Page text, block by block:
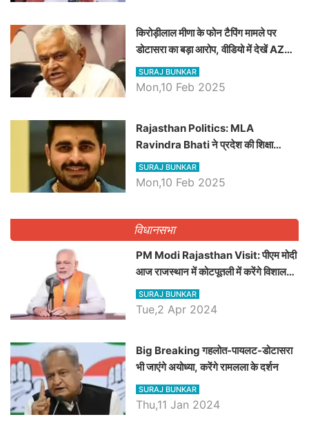
किरोड़ीलाल मीणा के फोन टैपिंग मामले पर
डोटासरा का बड़ा आरोप, वीडियो में देखें AZ
बड़ी खबरें
SURAJ BUNKAR
Mon,10 Feb 2025
Rajasthan Politics: MLA
Ravindra Bhati ने प्रदेश की शिक्षा
व्यवस्था पर उठाए सवाल, Madan
Dilawar पर हमला करते हुए गिनवाये खाली
SURAJ BUNKAR
Mon,10 Feb 2025
विधानसभा
PM Modi Rajasthan Visit: पीएम मोदी
आज राजस्थान में कोटपूतली में करेंगे विशाल
रैली, एक सभा से 8 सीटों पर साधेगें निशाना
SURAJ BUNKAR
Tue,2 Apr 2024
Big Breaking गहलोत-पायलट-डोटासरा
भी जाएंगे अयोध्या, करेंगे रामलला के दर्शन
SURAJ BUNKAR
Thu,11 Jan 2024